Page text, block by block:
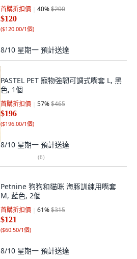
首購折扣價 40%$200
$120
($120.00/1個)
8/10 星期一 預計送達
PASTEL PET 寵物強韌可調式嘴套 L, 黑
色, 1個
首購折扣價 57%$465
$196
($196.00/1個)
8/10 星期一 預計送達
(6)
Petnine 狗狗和貓咪 海豚訓練用嘴套
M, 藍色, 2個
首購折扣價 61%$315
$121
($60.50/1個)
8/10 星期一 預計送達